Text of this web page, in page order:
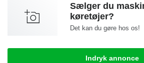
Sælger du
køretøjer?
Det kan du gøre hos os!
Indryk annonce